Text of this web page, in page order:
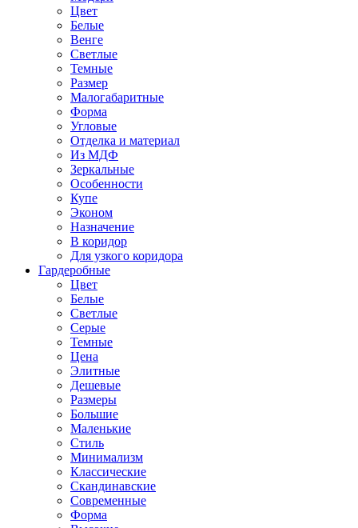
Цвет
Белые
Венге
Светлые
Темные
Размер
Малогабаритные
Форма
Угловые
Отделка и материал
Из МДФ
Зеркальные
Особенности
Купе
Эконом
Назначение
В коридор
Для узкого коридора
Гардеробные
Цвет
Белые
Светлые
Серые
Темные
Цена
Элитные
Дешевые
Размеры
Большие
Маленькие
Стиль
Минимализм
Классические
Скандинавские
Современные
Форма